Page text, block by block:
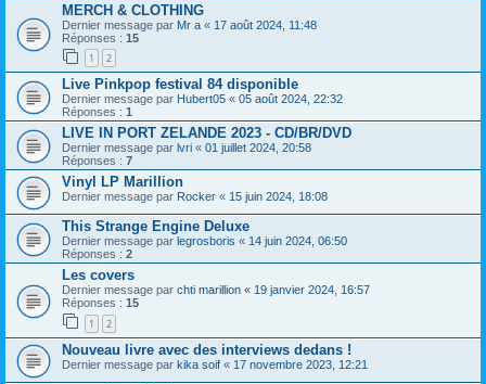
MERCH & CLOTHING
Dernier message par Mr a « 17 août 2024, 11:48
Réponses : 15
1 2
Live Pinkpop festival 84 disponible
Dernier message par Hubert05 « 05 août 2024, 22:32
Réponses : 1
LIVE IN PORT ZELANDE 2023 - CD/BR/DVD
Dernier message par lvri « 01 juillet 2024, 20:58
Réponses : 7
Vinyl LP Marillion
Dernier message par Rocker « 15 juin 2024, 18:08
This Strange Engine Deluxe
Dernier message par legrosboris « 14 juin 2024, 06:50
Réponses : 2
Les covers
Dernier message par chti marillion « 19 janvier 2024, 16:57
Réponses : 15
1 2
Nouveau livre avec des interviews dedans !
Dernier message par kika soif « 17 novembre 2023, 12:21